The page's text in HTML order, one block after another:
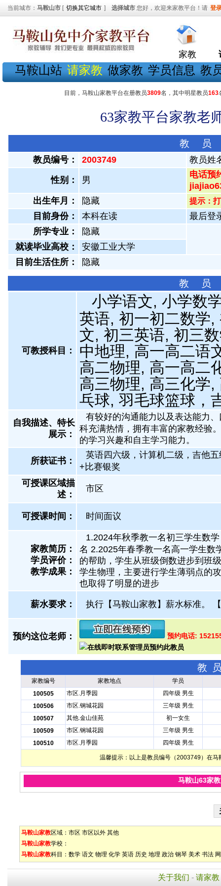
当前城市： 马鞍山市 [ 切换其它城市 ] 选择城市 您好，欢迎来家教平台！请 登
家教
马鞍山站 请家教 做家教 学员信息 教
目前，马鞍山家教平台在册教员3809名，其中明星教员163
63家教平台家教老
教 员
教员编号： 2003749 教员姓
性别： 男
电话预
出生年月：
隐藏 提示：
目前身份： 本科在读
最后登
所学专业：
隐藏
就读毕业高校：
安徽工业大学
目前生活住所：
隐藏
教 员
可教授科目：
小学语文, 小学数
英语, 初一初二数学
文, 初三英语, 初三
中地理, 高一高二语
高二物理, 高一高二
高三物理, 高三化学
乓球, 羽毛球篮球，
自我描述、特长
展示 ：
有较好的沟通能力以及表达能力
科充满热情，拥有丰富的家教经验
的学习兴趣和自主学习能力。
所获证书 ：
英语四六级，计算机二级，吉他
+比赛银奖
可授课区域描
述：
市区
可授课时间： 时间面议
家教简历：
学员评价：
教学成果：
1.2024年秋季教一名初三学生数
名 2.2025年春季教一名高一学生数
的帮助，学生从班级倒数进步到班
学生物理，主要进行学生薄弱点的
也取得了明显的进步
薪水要求： 执行【马鞍山家教】薪水标准。 【
预约这位老师： 预约电话:
教
家教编号 家教地点
学员
100505
市区.月季园
四年级 男生
100506
市区.钢城花园
三年级 男生
100507
其他.金山佳苑
初一女生
100509
市区.钢城花园
三年级 男生
100510
市区.月季园 四年级 男生
温馨提示：以上是教员编号（2003749）在
马鞍山63家
马鞍山家教区域： 市区 市区以外 其他
马鞍山家教学校：
马鞍山家教科目： 数学 语文 物理 化学 英语 历史 地理 政治 钢琴 美术 书法
关于我们 - 请家教